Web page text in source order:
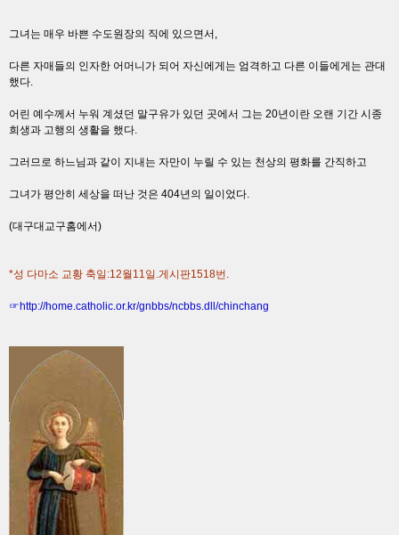
그녀는 매우 바쁜 수도원장의 직에 있으면서,
다른 자매들의 인자한 어머니가 되어 자신에게는 엄격하고 다른 이들에게는 관대
했다.
어린 예수께서 누워 계셨던 말구유가 있던 곳에서 그는 20년이란 오랜 기간 시종
희생과 고행의 생활을 했다.
그러므로 하느님과 같이 지내는 자만이 누릴 수 있는 천상의 평화를 간직하고
그녀가 평안히 세상을 떠난 것은 404년의 일이었다.
(대구대교구홈에서)
*성 다마소 교황 축일:12월11일.게시판1518번.
☞ http://home.catholic.or.kr/gnbbs/ncbbs.dll/chinchang